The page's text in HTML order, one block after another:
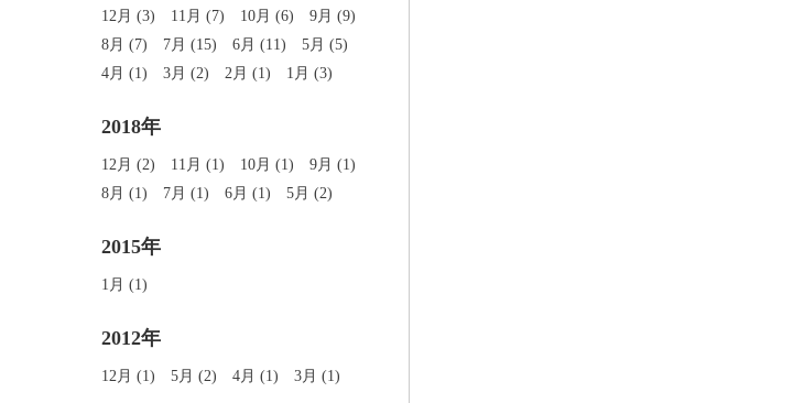
12月 (3) 11月 (7) 10月 (6)
9月 (9)
8月 (7)
7月 (15) 6月 (11)
5月 (5)
4月 (1)
3月 (2) 2月 (1) 1月 (3)
2018年
12月 (2) 11月 (1) 10月 (1)
9月 (1)
8月 (1)
7月 (1) 6月 (1) 5月 (2)
2015年
1月 (1)
2012年
12月 (1) 5月 (2) 4月 (1) 3月 (1)